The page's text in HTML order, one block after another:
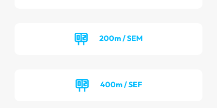
200m / SEM
400m / SEF